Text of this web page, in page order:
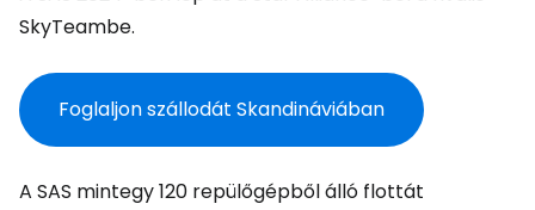
SkyTeambe.
Foglaljon szállodát Skandináviában
A SAS mintegy 120 repülőgépből álló flottát